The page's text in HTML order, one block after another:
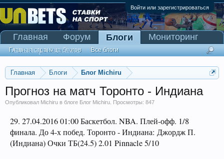
Войти или зарегистрироваться
Главная Блоги Блог Michiru
Прогноз на матч Торонто - Индиана
Опубликовал Michiru в блоге Блог Michiru . Просмотры: 847
29. 27.04.2016 01:00 Баскетбол. NBA. Плей-офф. 1/8
финала. До 4-х побед. Торонто - Индиана: Джордж П.
(Индиана) Очки ТБ(24.5) 2.01 Pinnacle 5/10
Главная Форум Блоги
Главная страница блогов Все блоги
Мониторинг
Сканер Pinnacle